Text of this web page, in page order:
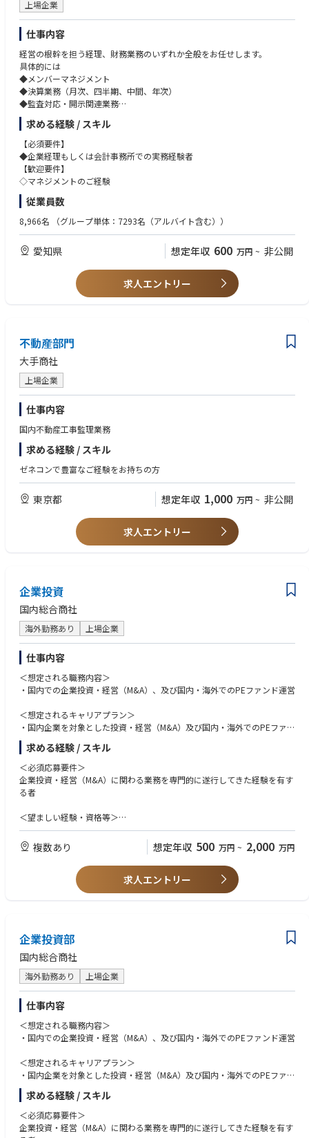
上場企業
仕事内容
経営の根幹を担う経理、財務業務のいずれか全般をお任せします。
具体的には
◆メンバーマネジメント
◆決算業務（月次、四半期、中間、年次）
◆監査対応・開示関連業務
◆伝票処理、出納処理
◆財務分析
◆予算管理
◆振込業務
◆その他総務・経理に関する業務
求める経験 / スキル
【必須要件】
◆企業経理もしくは会計事務所での実務経験者
【歓迎要件】
◇マネジメントのご経験
従業員数
8,966名 （グループ単体：7293名（アルバイト含む））
愛知県 想定年収 600 万円 ~ 非公開
求人エントリー
不動産部門
大手商社
上場企業
仕事内容
国内不動産工事監理業務
求める経験 / スキル
ゼネコンで豊富なご経験をお持ちの方
東京都 想定年収 1,000 万円 ~ 非公開
求人エントリー
企業投資
国内総合商社
海外勤務あり 上場企業
仕事内容
＜想定される職務内容＞
・国内での企業投資・経営（M&A）、及び国内・海外でのPEファンド運営
＜想定されるキャリアプラン＞
・国内企業を対象とした投資・経営（M&A）及び国内・海外でのPEファン
ド運営事業における関連業務（投資先企業の開拓・評価・交渉・投資実
行・経営改善、事業の企画・開発・投資・運営・管理）
・企業投資部（東京本社、或いはグループ会社出向）にてM&A・PEファン
ド運営の実務、投資先企業の成長戦略の実践を行い、将来は同部署のマネ
ジメントポスト、海外事業対応、他部署におけるM&A業務に従事すること
求める経験 / スキル
＜必須応募要件＞
企業投資・経営（M&A）に関わる業務を専門的に遂行してきた経験を有す
る者
＜望ましい経験・資格等＞
PEファンド・投資銀行・コンサルティング会社・事業会社等にて複数案件
をハンズオンで実行した経験（当該業務経験3年以上）
複数あり 想定年収 500 万円 ~ 2,000 万円
求人エントリー
企業投資部
国内総合商社
海外勤務あり 上場企業
仕事内容
＜想定される職務内容＞
・国内での企業投資・経営（M&A）、及び国内・海外でのPEファンド運営
＜想定されるキャリアプラン＞
・国内企業を対象とした投資・経営（M&A）及び国内・海外でのPEファン
ド運営事業における関連業務（投資先企業の開拓・評価・交渉・投資実
行・経営改善、事業の企画・開発・投資・運営・管理）
・企業投資部（東京本社、或いはグループ会社出向）にてM&A・PEファン
ド運営の実務、投資先企業の成長戦略の実践を行い、将来は同部署のマネ
求める経験 / スキル
＜必須応募要件＞
企業投資・経営（M&A）に関わる業務を専門的に遂行してきた経験を有す